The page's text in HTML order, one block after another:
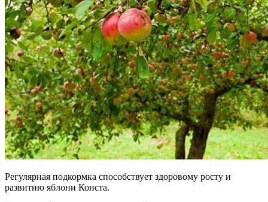
Регулярная подкормка способствует здоровому росту и
развитию яблони Конста.